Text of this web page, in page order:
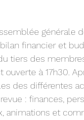
générale
financier et
tiers des
ouverte à 17h30.
des différentes
: finances,
animations et